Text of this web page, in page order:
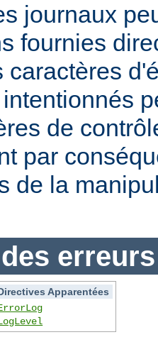
journaux
fournies
caractères
de
par
de la
erreurs
Apparentées